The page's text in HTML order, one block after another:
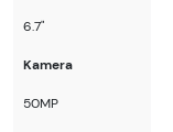
6.7"
Kamera
50MP